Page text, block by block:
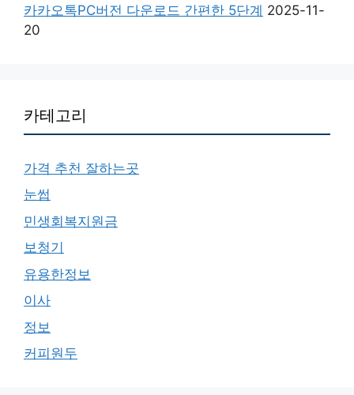
카카오톡PC버전 다운로드 간편한 5단계 2025-11-
20
카테고리
가격 추천 잘하는곳
눈썹
민생회복지원금
보청기
유용한정보
이사
정보
커피원두